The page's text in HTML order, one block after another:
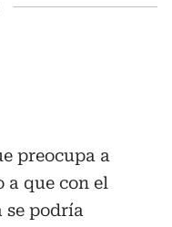
preocupa a
a que con el
se podría